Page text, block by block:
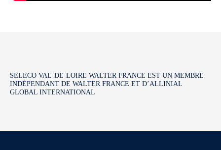
SELECO VAL-DE-LOIRE WALTER FRANCE EST UN MEMBRE
INDÉPENDANT DE WALTER FRANCE ET D’ALLINIAL
GLOBAL INTERNATIONAL